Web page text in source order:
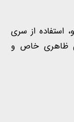
استفاده از سری
ظاهری خاص و